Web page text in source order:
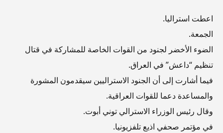
اعطت استراليا.
الجمعة.
الضوء الأخضر لجنود من القوات الخاصة للمشاركة في قتال
تنظيم “داعش” في العراق.
فيما أشارت إلى أن الجنود الاستراليين سيقدمون المشورة
والمساعدة دعما للقوات العراقية.
وقال رئيس الوزراء الاسترالي توني أبوت.
في مؤتمر صحفي اذيع تلفزيونيا.